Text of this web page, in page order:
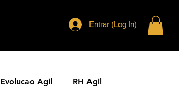
Entrar (Log In)
Evolucao Agil RH Agil